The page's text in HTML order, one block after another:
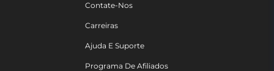
Contate-Nos
Carreiras
Ajuda E Suporte
Programa De Afiliados